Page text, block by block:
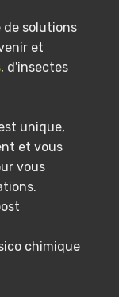
de solutions
et
, d'insectes
unique,
et vous
vous
chimique